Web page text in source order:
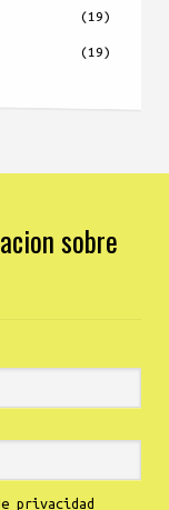
(19)
(19)
sobre
privacidad